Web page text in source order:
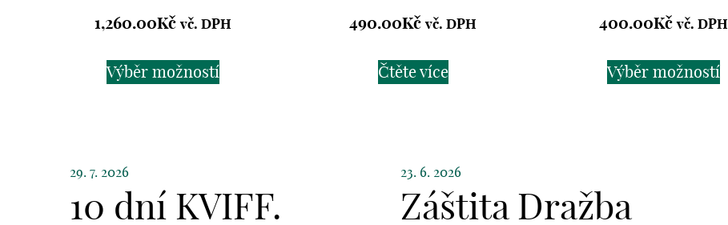
1,260.00Kč vč. DPH
Výběr možností
490.00Kč vč. DPH
Čtěte více
400.00Kč vč. DPH
Výběr možností
29. 7. 2026
10 dní KVIFF.
23. 6. 2026
Záštita Dražba